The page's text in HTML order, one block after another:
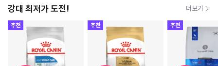
강대 최저가 도전! 더보기
추천 추천 추천